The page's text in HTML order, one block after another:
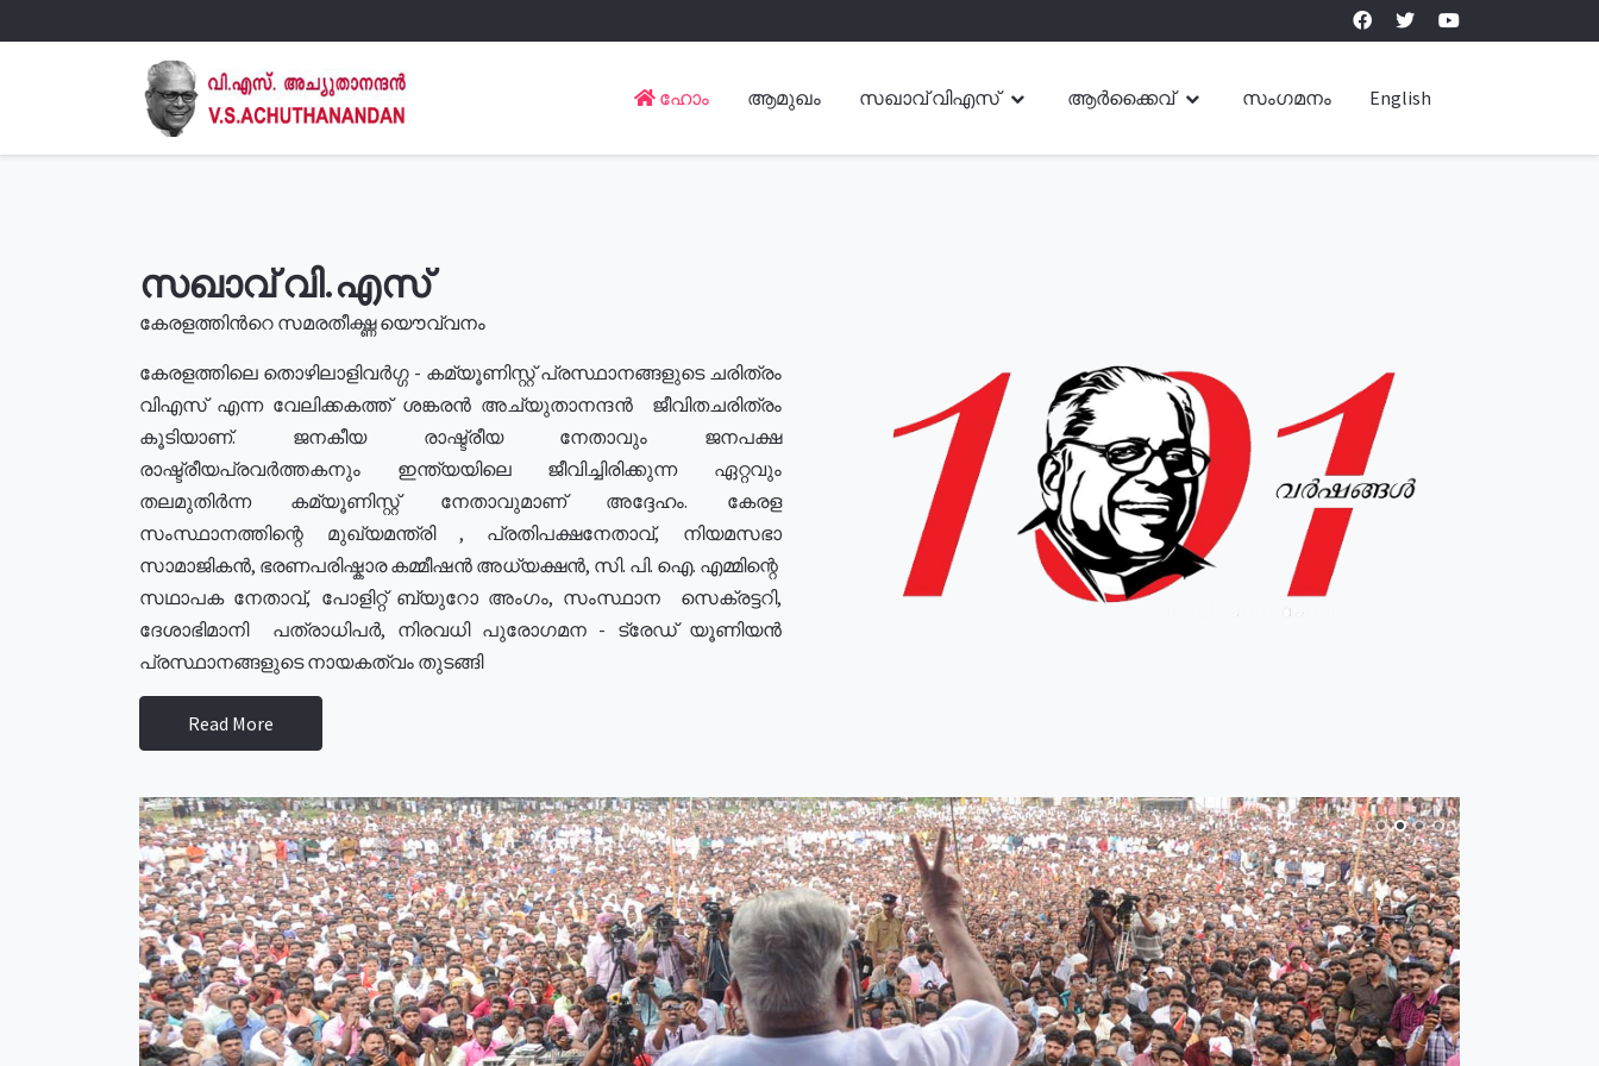
ഹോം ആമുഖം സഖാവ് വിഎസ് ആർക്കൈവ് സംഗമനം English
സഖാവ് വി.എസ്
കേരളത്തിൻറെ സമരതീക്ഷ്ണ യൌവ്വനം
കേരളത്തിലെ തൊഴിലാളിവർഗ്ഗ - കമ്യൂണിസ്റ്റ് പ്രസ്ഥാനങ്ങളുടെ ചരിത്രം
വിഎസ് എന്ന വേലിക്കകത്ത് ശങ്കരൻ അച്യുതാനന്ദൻ ജീവിതചരിത്രം
കൂടിയാണ്. ജനകീയ രാഷ്ട്രീയ നേതാവും ജനപക്ഷ
രാഷ്ട്രീയപ്രവർത്തകനും ഇന്ത്യയിലെ ജീവിച്ചിരിക്കുന്ന ഏറ്റവും
തലമുതിർന്ന കമ്യൂണിസ്റ്റ് നേതാവുമാണ് അദ്ദേഹം. കേരള
സംസ്ഥാനത്തിന്റെ മുഖ്യമന്ത്രി , പ്രതിപക്ഷനേതാവ്, നിയമസഭാ
സാമാജികൻ, ഭരണപരിഷ്കാര കമ്മീഷൻ അധ്യക്ഷൻ, സി. പി. ഐ. എമ്മിന്റെ
സഥാപക നേതാവ്, പോളിറ്റ് ബ്യുറോ അംഗം, സംസ്ഥാന സെക്രട്ടറി,
ദേശാഭിമാനി പത്രാധിപർ, നിരവധി പുരോഗമന - ട്രേഡ് യൂണിയൻ
പ്രസ്ഥാനങ്ങളുടെ നായകത്വം തുടങ്ങി
Read More